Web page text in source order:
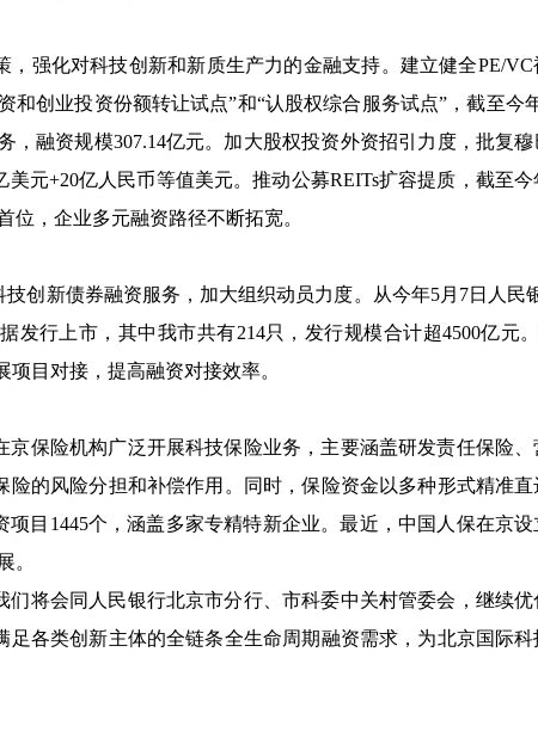
强化对科技创新和新质生产力的金融支持。建立健全PE/
和创业投资份额转让试点”和“认股权综合服务试点”，截至今
，融资规模307.14亿元。加大股权投资外资招引力度，批复
元+20亿人民币等值美元。推动公募REITs扩容提质，截至
位，企业多元融资路径不断拓宽。
创新债券融资服务，加大组织动员力度。从今年5月7日人民
发行上市，其中我市共有214只，发行规模合计超4500亿元
目对接，提高融资对接效率。
保险机构广泛开展科技保险业务，主要涵盖研发责任保险、
的风险分担和补偿作用。同时，保险资金以多种形式精准
目1445个，涵盖多家专精特新企业。最近，中国人保在京
。
将会同人民银行北京市分行、市科委中关村管委会，继续
各类创新主体的全链条全生命周期融资需求，为北京国际